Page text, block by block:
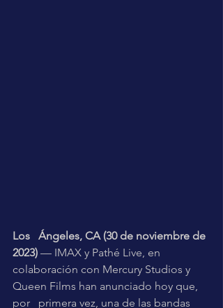
Los   Ángeles, CA (30 de noviembre de
2023) — IMAX y Pathé Live, en
colaboración con Mercury Studios y
Queen Films han anunciado hoy que,
por   primera vez, una de las bandas